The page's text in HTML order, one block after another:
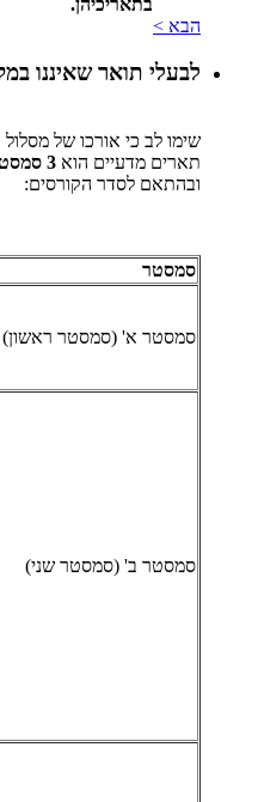
בתאריכיהן.
הבא >
לבעלי תואר שאיננו
שימו לב כי אורכו של
תארים מדעיים הוא 3 סמסטרים
ובהתאם לסדר הקורסים:
סמסטר
סמסטר א' (סמסטר ראשון)
סמסטר ב' (סמסטר שני)